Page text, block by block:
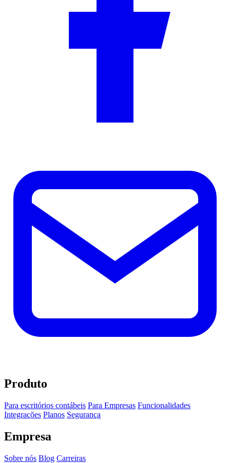
Produto
Para escritórios contábeis Para Empresas Funcionalidades
Integrações Planos Segurança
Empresa
Sobre nós Blog Carreiras